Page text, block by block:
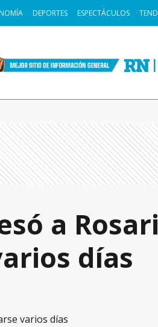
DEPORTES ESPECTÁCULOS
a
días